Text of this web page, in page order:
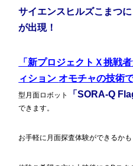
サイエンスヒルズこまつ
が出現！
「新プロジェクトＸ挑戦
ィションオモチャの技術
型月面ロボット 「SORA-Q
できます。
お手軽に月面探査体験ができるかも